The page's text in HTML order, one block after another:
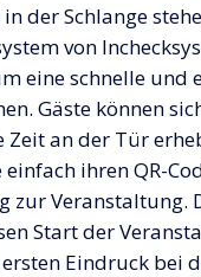
der Schlange
von
eine schnelle und
Gäste können
Zeit an der Tür
ihren QR-
Veranstaltung.
Start der
Eindruck bei